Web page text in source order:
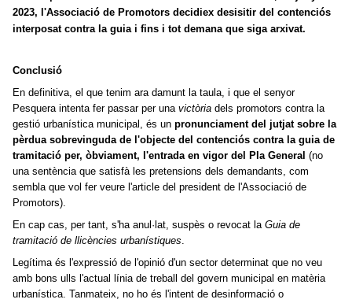
2023, l'Associació de Promotors decidiex desisitir del contenciós
interposat contra la guia i fins i tot demana que siga arxivat.
Conclusió
En definitiva, el que tenim ara damunt la taula, i que el senyor
Pesquera intenta fer passar per una victòria dels promotors contra la
gestió urbanística municipal, és un pronunciament del jutjat sobre la
pèrdua sobrevinguda de l'objecte del contenciós contra la guia de
tramitació per, òbviament, l'entrada en vigor del Pla General (no
una sentència que satisfà les pretensions dels demandants, com
sembla que vol fer veure l'article del president de l'Associació de
Promotors).
En cap cas, per tant, s'ha anul·lat, suspès o revocat la Guia de
tramitació de llicències urbanístiques
Legítima és l'expressió de l'opinió d'un sector determinat que no veu
amb bons ulls l'actual línia de treball del govern municipal en matèria
urbanística. Tanmateix, no ho és l'intent de desinformació o